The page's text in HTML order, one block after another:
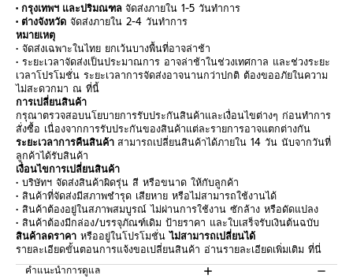
• กรุงเทพฯ และปริมณฑล จัดส่งภายใน 1-5 วันทำการ
• ต่างจังหวัด จัดส่งภายใน 2-4 วันทำการ
หมายเหตุ
• จัดส่งเฉพาะในไทย ยกเว้นบางพื้นที่อาจล่าช้า
• ระยะเวลาจัดส่งเป็นประมาณการ อาจล่าช้าในช่วงเทศกาล และช่วงระยะ
เวลาโปรโมชั่น ระยะเวลาการจัดส่งอาจนานกว่าปกติ ต้องขออภัยในความ
ไม่สะดวกมา ณ ที่นี้
การเปลี่ยนสินค้า
กรุณาตรวจสอบนโยบายการรับประกันสินค้าและเงื่อนไขต่างๆ ก่อนทำการ
สั่งซื้อ เนื่องจากการรับประกันของสินค้าแต่ละรายการอาจแตกต่างกัน
ระยะเวลาการคืนสินค้า สามารถเปลี่ยนสินค้าได้ภายใน 14 วัน นับจากวันที่
ลูกค้าได้รับสินค้า
เงื่อนไขการเปลี่ยนสินค้า
• บริษัทฯ จัดส่งสินค้าผิดรุ่น สี หรือขนาด ให้กับลูกค้า
• สินค้าที่จัดส่งมีสภาพชำรุด เสียหาย หรือไม่สามารถใช้งานได้
• สินค้าต้องอยู่ในสภาพสมบูรณ์ ไม่ผ่านการใช้งาน ซักล้าง หรือดัดแปลง
• สินค้าต้องมีกล่อง/บรรจุภัณฑ์เดิม ป้ายราคา และใบเสร็จรับเงินต้นฉบับ
สินค้าลดราคา หรืออยู่ในโปรโมชั่นไม่สามารถเปลี่ยนได้
รายละเอียดขั้นตอนการแจ้งขอเปลี่ยนสินค้า อ่านรายละเอียดเพิ่มเติม ที่นี่
คำแนะนำการดูแล